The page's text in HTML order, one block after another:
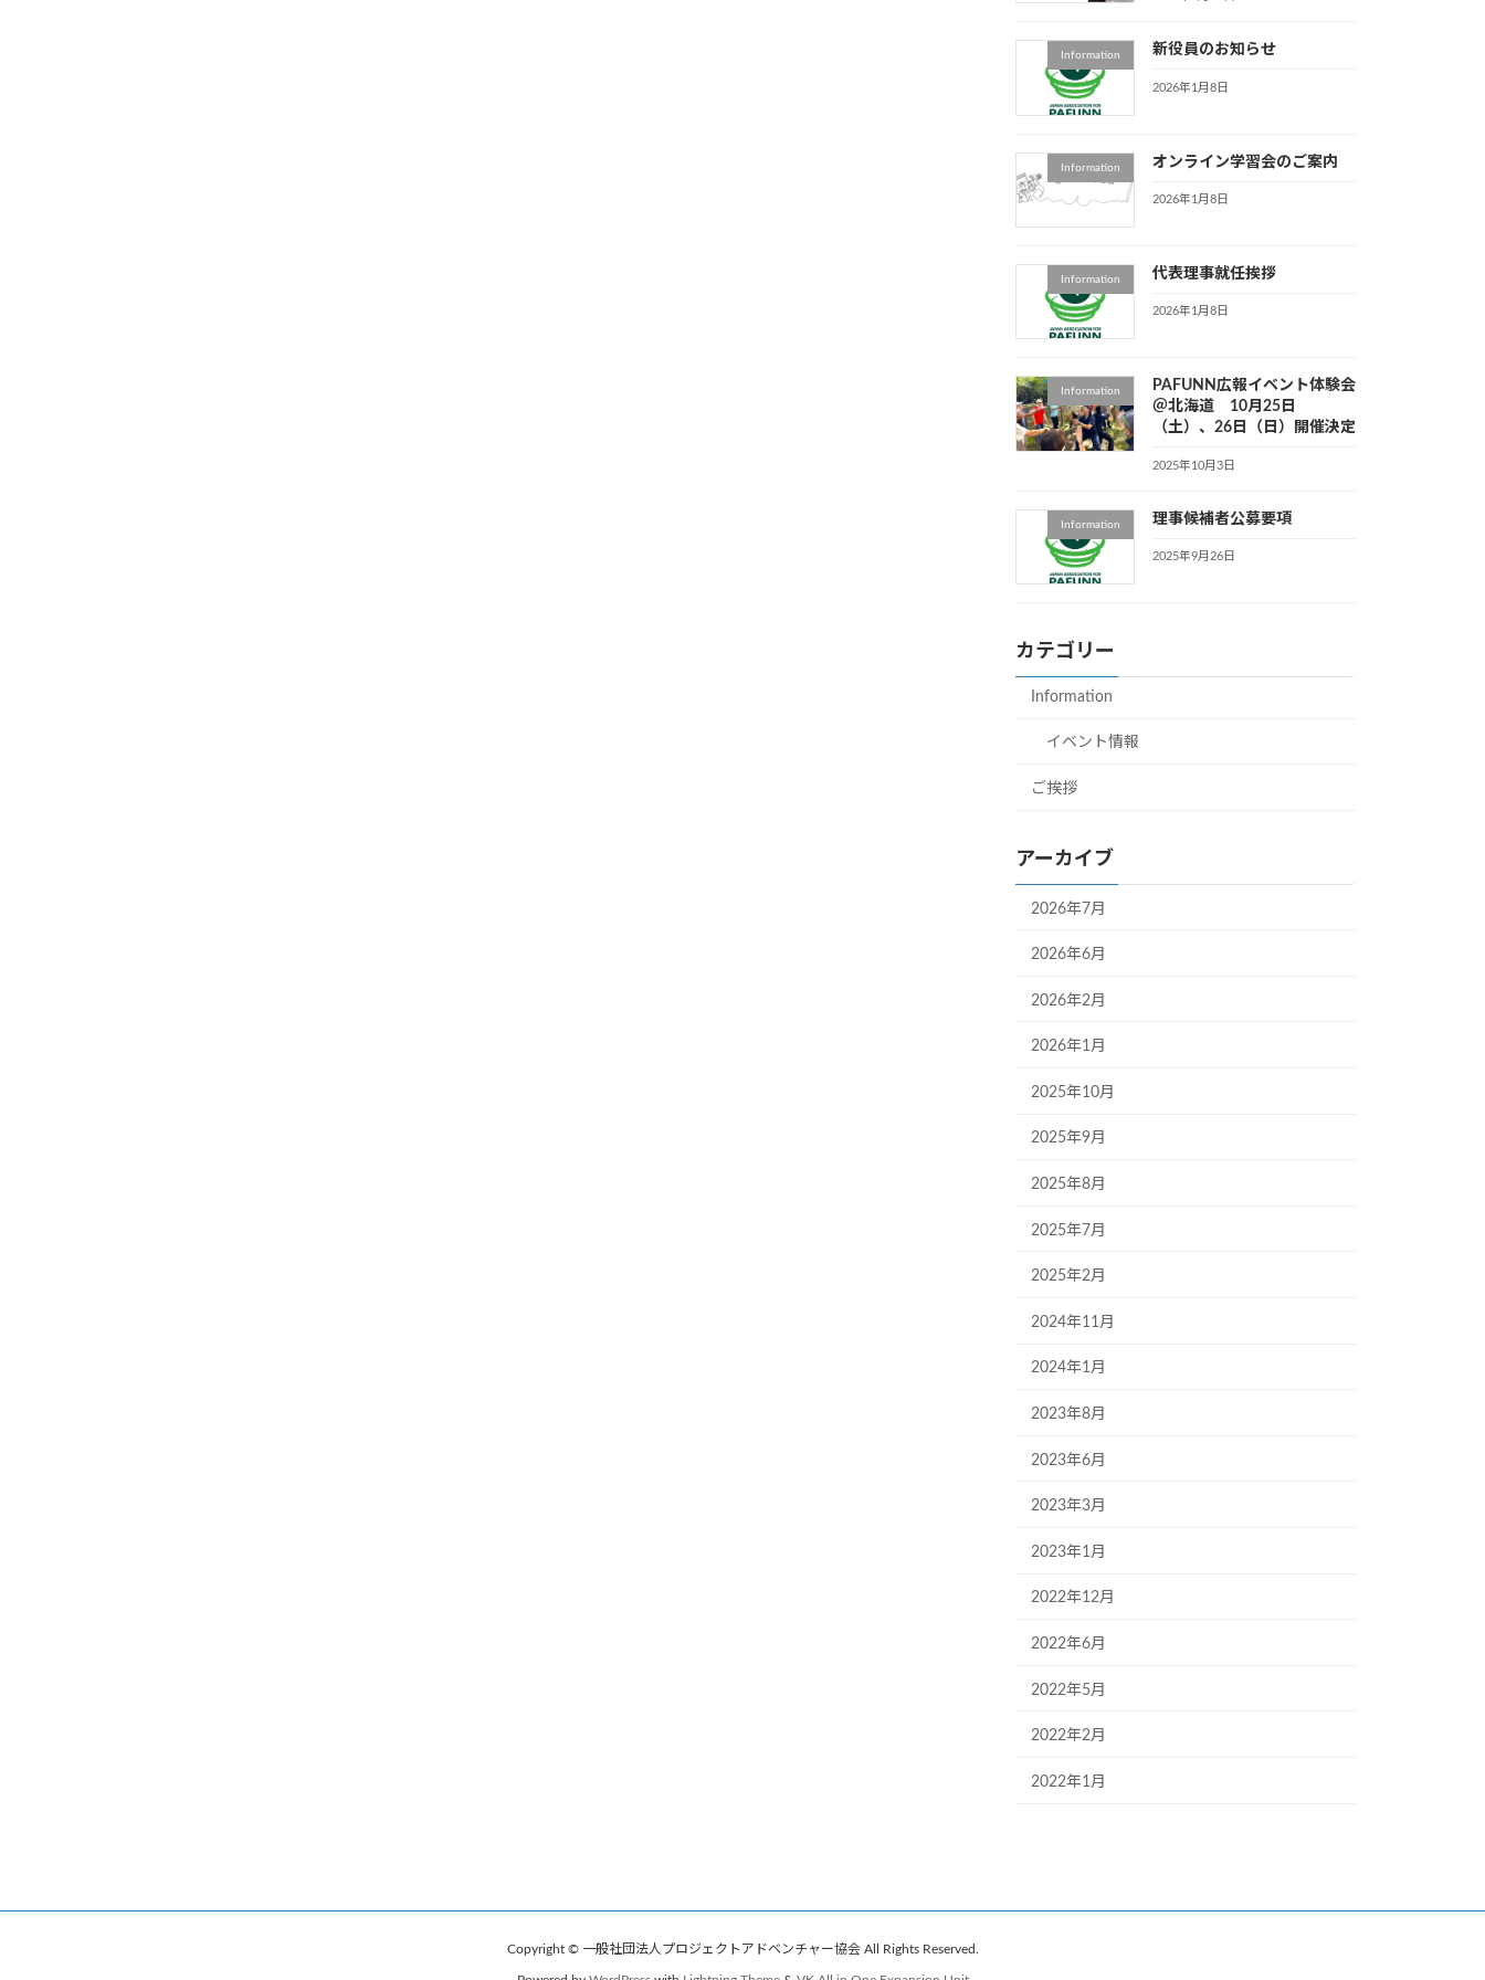
Information 新役員のお知らせ
2026年1月8日
Information オンライン学習会のご案内
2026年1月8日
Information 代表理事就任挨拶
2026年1月8日
Information
PAFUNN広報イベント体験会
＠北海道 10月25日
（土）、26日（日）開催決定
2025年10月3日
Information 理事候補者公募要項
2025年9月26日
カテゴリー
Information
イベント情報
ご挨拶
アーカイブ
2026年7月
2026年6月
2026年2月
2026年1月
2025年10月
2025年9月
2025年8月
2025年7月
2025年2月
2024年11月
2024年1月
2023年8月
2023年6月
2023年3月
2023年1月
2022年12月
2022年6月
2022年5月
2022年2月
2022年1月
Copyright © 一般社団法人プロジェクトアドベンチャー協会 All Rights Reserved.